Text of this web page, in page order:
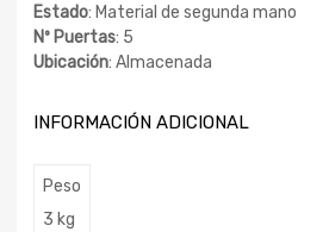
Estado: Material de segunda mano
Nº Puertas: 5
Ubicación: Almacenada
INFORMACIÓN ADICIONAL
Peso
3 kg